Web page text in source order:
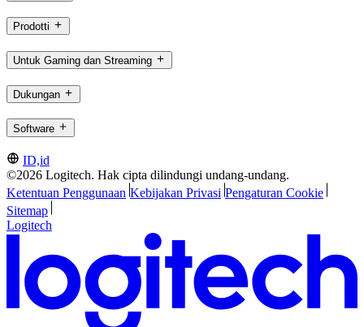
Prodotti
Untuk Gaming dan Streaming
Dukungan
Software
ID,id
©2026 Logitech. Hak cipta dilindungi undang-undang.
Ketentuan Penggunaan Kebijakan Privasi Pengaturan Cookie
Sitemap
Logitech